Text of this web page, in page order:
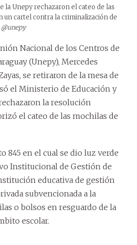
la Unepy rechazaron el cateo de las
un cartel contra la criminalización de
@unepy
Nacional de los Centros de
(Unepy), Mercedes
se retiraron de la mesa de
el Ministerio de Educación y
la resolución
el cateo de las mochilas de
845 en el cual se dio luz verde
Institucional de Gestión de
educativa de gestión
subvencionada a la
o bolsos en resguardo de la
escolar.